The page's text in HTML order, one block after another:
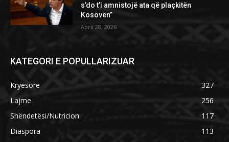
s’do t’i amnistojë ata që plaçkitën
Kosovën”
April 28, 2026
KATEGORI E POPULLARIZUAR
Kryesore
327
Lajme
256
Shëndetësi/Nutricion
117
Diaspora
113